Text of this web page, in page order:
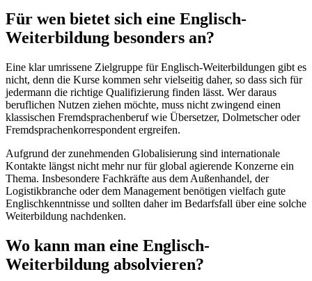
Für wen bietet sich eine Englisch-
Weiterbildung besonders an?
Eine klar umrissene Zielgruppe für Englisch-Weiterbildungen gibt es
nicht, denn die Kurse kommen sehr vielseitig daher, so dass sich für
jedermann die richtige Qualifizierung finden lässt. Wer daraus
beruflichen Nutzen ziehen möchte, muss nicht zwingend einen
klassischen Fremdsprachenberuf wie Übersetzer, Dolmetscher oder
Fremdsprachenkorrespondent ergreifen.
Aufgrund der zunehmenden Globalisierung sind internationale
Kontakte längst nicht mehr nur für global agierende Konzerne ein
Thema. Insbesondere Fachkräfte aus dem Außenhandel, der
Logistikbranche oder dem Management benötigen vielfach gute
Englischkenntnisse und sollten daher im Bedarfsfall über eine solche
Weiterbildung nachdenken.
Wo kann man eine Englisch-
Weiterbildung absolvieren?